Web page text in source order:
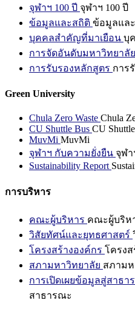
จุฬาฯ 100 ปี จุฬาฯ 100 ปี
ข้อมูลและสถิติ ข้อมูลแล
บุคคลสำคัญที่มาเยือน บุ
การจัดอันดับมหาวิทยาลัย
การรับรองหลักสูตร การ
Green University
Chula Zero Waste Chula
CU Shuttle Bus CU
MuvMi MuvMi
จุฬาฯ กับความยั่งยืน จุฬ
Sustainability Report
การบริหาร
คณะผู้บริหาร คณะผู้บริห
วิสัยทัศน์และยุทธศาสตร์
โครงสร้างองค์กร โครงส
สภามหาวิทยาลัย สภามห
การเปิดเผยข้อมูลสู่สาธา
สาธารณะ